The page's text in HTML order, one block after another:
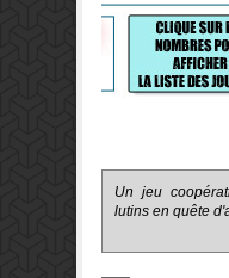
Un jeu
lutins en quête